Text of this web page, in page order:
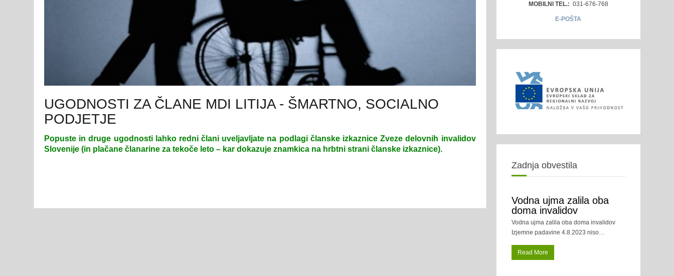
UGODNOSTI ZA ČLANE MDI LITIJA - ŠMARTNO, SOCIALNO
PODJETJE
Popuste in druge ugodnosti lahko redni člani uveljavljate na podlagi članske izkaznice Zveze delovnih invalidov
Slovenije (in plačane članarine za tekoče leto – kar dokazuje znamkica na hrbtni strani članske izkaznice).
MOBILNI TEL.: 031-676-768
E-POŠTA
Zadnja obvestila
Vodna ujma zalila oba
doma invalidov
Vodna ujma zalila oba doma invalidov
Izjemne padavine 4.8.2023 niso…
Read More